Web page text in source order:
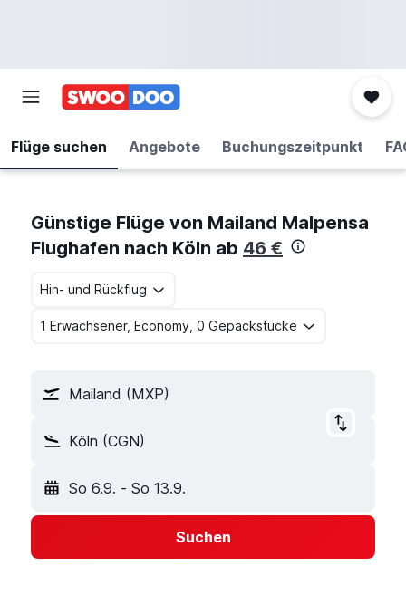
Flüge suchen Angebote Buchungszeitpunkt
Günstige Flüge von Mailand Malpensa
Flughafen nach Köln ab 46 €
Hin- und Rückflug
1 Erwachsener, Economy, 0 Gepäckstücke
Mailand (MXP)
Köln (CGN)
So 6.9. - So 13.9.
Suchen